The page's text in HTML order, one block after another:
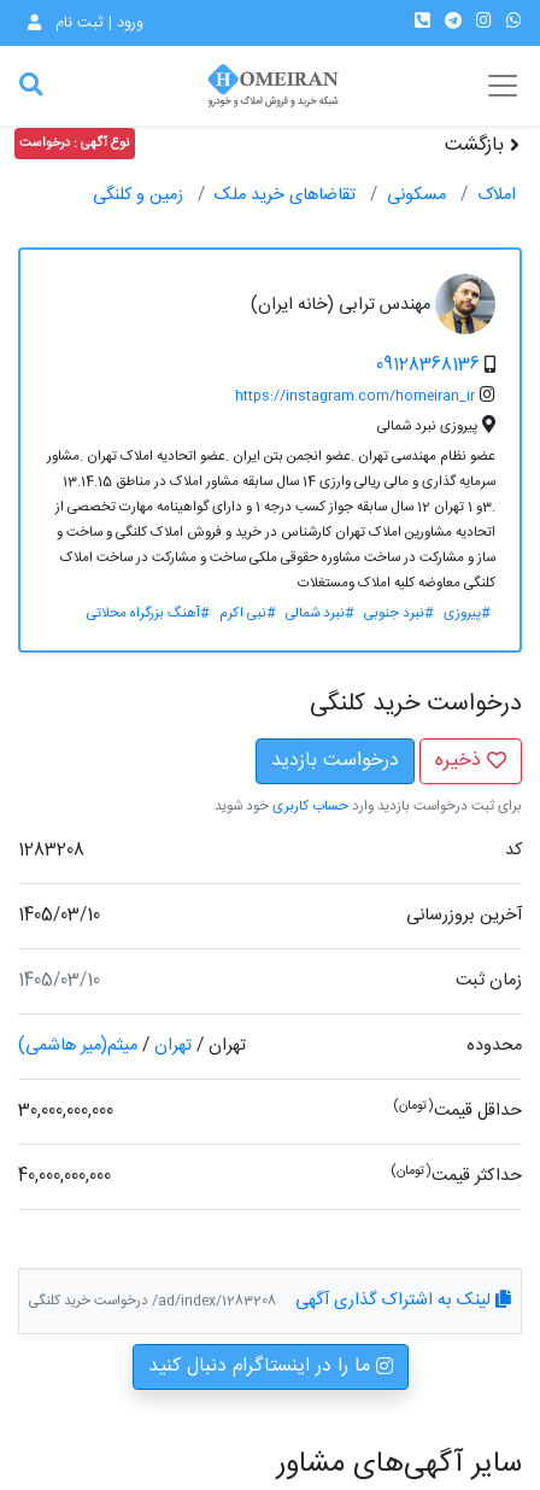
ورود | ثبت نام
بازگشت نوع آگهی : درخواست
املاک مسکونی تقاضاهای خرید ملک زمین و کلنگی
مهندس ترابی (خانه ایران)
09128368136
https://instagram.com/homeiran_ir
پیروزی نبرد شمالی
عضو نظام مهندسی تهران .عضو انجمن بتن ایران .عضو اتحادیه املاک تهران .مشاور
سرمایه گذاری و مالی ریالی وارزی 14 سال سابقه مشاور املاک در مناطق 13.14.15
.3و 1 تهران 12 سال سابقه جواز کسب درجه 1 و دارای گواهینامه مهارت تخصصی از
اتحادیه مشاورین املاک تهران کارشناس در خرید و فروش املاک کلنگی و ساخت و
ساز و مشارکت در ساخت مشاوره حقوقی ملکی ساخت و مشارکت در ساخت املاک
کلنگی معاوضه کلیه املاک ومستغلات
#پیروزی #نبرد جنوبی #نبرد شمالی #نبی اکرم #آهنگ بزرگراه محلاتی
درخواست خرید کلنگی
ذخیره درخواست بازدید
برای ثبت درخواست بازدید واردحساب کاربریخود شوید
کد 1283208
آخرین بروزرسانی 1405/03/10
زمان ثبت 1405/03/10
محدوده تهران/تهران/میثم(میر هاشمی)
حداقل قیمت 30,000,000,000 (تومان)
حداکثر قیمت 40,000,000,000 (تومان)
لینک به اشتراک گذاری آگهی ad/index/1283208/ درخواست خرید کلنگی
ما را در اینستاگرام دنبال کنید
سایر آگهی‌های مشاور